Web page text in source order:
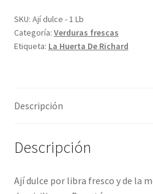
SKU: Ají dulce - 1 Lb
Categoría: Verduras frescas
Etiqueta: La Huerta De Richard
Descripción
Descripción
Ají dulce por libra fresco y de la